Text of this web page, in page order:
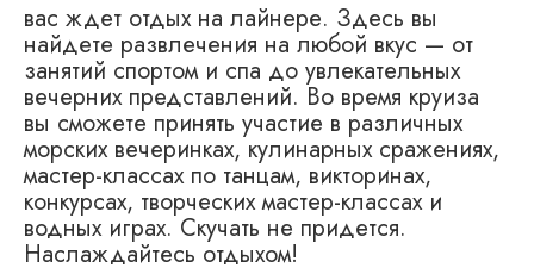
вас ждет отдых на лайнере. Здесь вы
найдете развлечения на любой вкус — от
занятий спортом и спа до увлекательных
вечерних представлений. Во время круиза
вы сможете принять участие в различных
морских вечеринках, кулинарных сражениях,
мастер-классах по танцам, викторинах,
конкурсах, творческих мастер-классах и
водных играх. Скучать не придется.
Наслаждайтесь отдыхом!